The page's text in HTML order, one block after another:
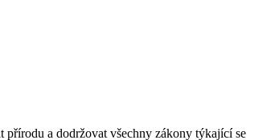
přírodu a dodržovat všechny zákony týkající se